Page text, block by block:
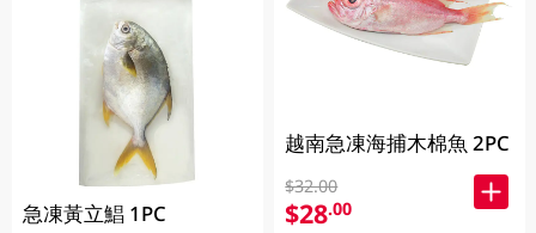
急凍黃立鯧 1PC
越南急凍海捕木棉魚 2PC
$32.00
$28.00